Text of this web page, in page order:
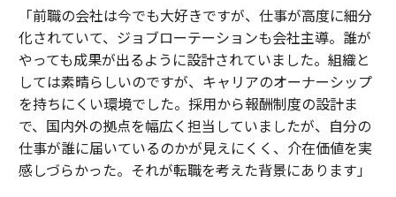
「前職の会社は今でも大好きですが、仕事が高度に細分
化されていて、ジョブローテーションも会社主導。誰が
やっても成果が出るように設計されていました。組織と
しては素晴らしいのですが、キャリアのオーナーシップ
を持ちにくい環境でした。採用から報酬制度の設計ま
で、国内外の拠点を幅広く担当していましたが、自分の
仕事が誰に届いているのかが見えにくく、介在価値を実
感しづらかった。それが転職を考えた背景にあります」